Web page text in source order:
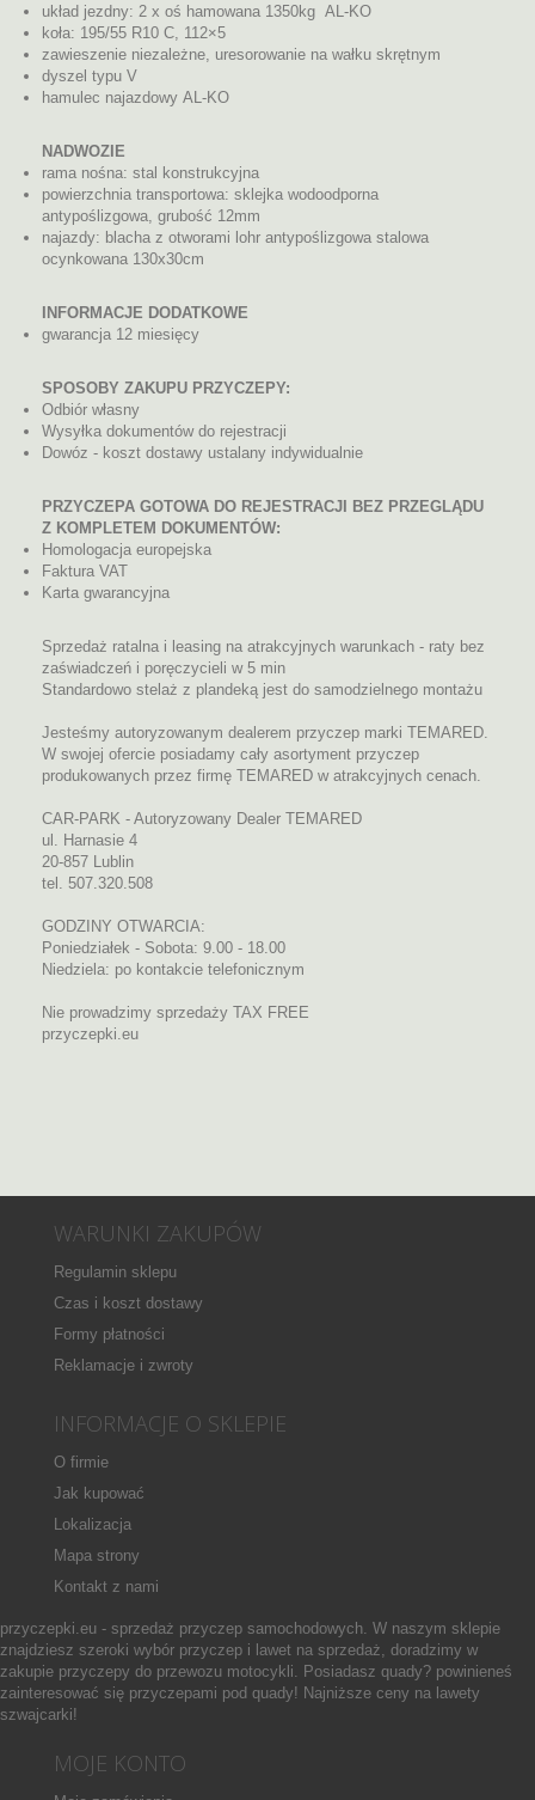
układ jezdny: 2 x oś hamowana 1350kg AL-KO
koła: 195/55 R10 C, 112×5
zawieszenie niezależne, uresorowanie na wałku skrętnym
dyszel typu V
hamulec najazdowy AL-KO
NADWOZIE
rama nośna: stal konstrukcyjna
powierzchnia transportowa: sklejka wodoodporna
antypoślizgowa, grubość 12mm
najazdy: blacha z otworami lohr antypoślizgowa stalowa
ocynkowana 130x30cm
INFORMACJE DODATKOWE
gwarancja 12 miesięcy
SPOSOBY ZAKUPU PRZYCZEPY:
Odbiór własny
Wysyłka dokumentów do rejestracji
Dowóz - koszt dostawy ustalany indywidualnie
PRZYCZEPA GOTOWA DO REJESTRACJI BEZ PRZEGLĄDU
Z KOMPLETEM DOKUMENTÓW:
Homologacja europejska
Faktura VAT
Karta gwarancyjna
Sprzedaż ratalna i leasing na atrakcyjnych warunkach - raty bez
zaświadczeń i poręczycieli w 5 min
Standardowo stelaż z plandeką jest do samodzielnego montażu
Jesteśmy autoryzowanym dealerem przyczep marki TEMARED.
W swojej ofercie posiadamy cały asortyment przyczep
produkowanych przez firmę TEMARED w atrakcyjnych cenach.
CAR-PARK - Autoryzowany Dealer TEMARED
ul. Harnasie 4
20-857 Lublin
tel. 507.320.508
GODZINY OTWARCIA:
Poniedziałek - Sobota: 9.00 - 18.00
Niedziela: po kontakcie telefonicznym
Nie prowadzimy sprzedaży TAX FREE
przyczepki.eu
WARUNKI ZAKUPÓW
Regulamin sklepu
Czas i koszt dostawy
Formy płatności
Reklamacje i zwroty
INFORMACJE O SKLEPIE
O firmie
Jak kupować
Lokalizacja
Mapa strony
Kontakt z nami
przyczepki.eu - sprzedaż przyczep samochodowych. W naszym sklepie
znajdziesz szeroki wybór przyczep i lawet na sprzedaż, doradzimy w
zakupie przyczepy do przewozu motocykli. Posiadasz quady? powinieneś
zainteresować się przyczepami pod quady! Najniższe ceny na lawety
szwajcarki!
MOJE KONTO